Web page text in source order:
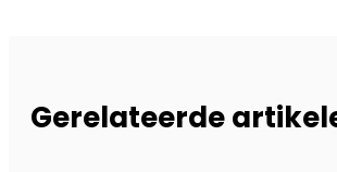
Gerelateerde